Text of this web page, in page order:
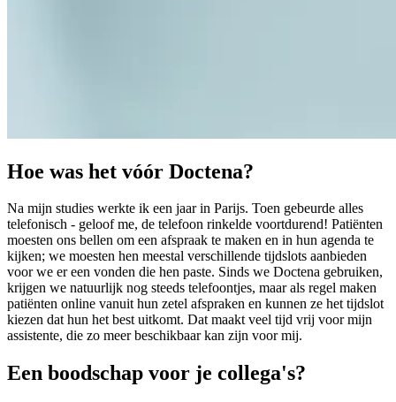
Hoe was het vóór Doctena?
Na mijn studies werkte ik een jaar in Parijs. Toen gebeurde alles
telefonisch - geloof me, de telefoon rinkelde voortdurend! Patiënten
moesten ons bellen om een afspraak te maken en in hun agenda te
kijken; we moesten hen meestal verschillende tijdslots aanbieden
voor we er een vonden die hen paste. Sinds we Doctena gebruiken,
krijgen we natuurlijk nog steeds telefoontjes, maar als regel maken
patiënten online vanuit hun zetel afspraken en kunnen ze het tijdslot
kiezen dat hun het best uitkomt. Dat maakt veel tijd vrij voor mijn
assistente, die zo meer beschikbaar kan zijn voor mij.
Een boodschap voor je collega's?